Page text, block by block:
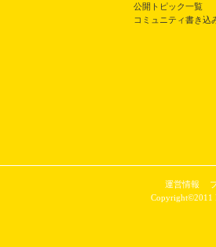
公開トピック一覧
コミュニティ書き込
運営情報
Copyright©2011